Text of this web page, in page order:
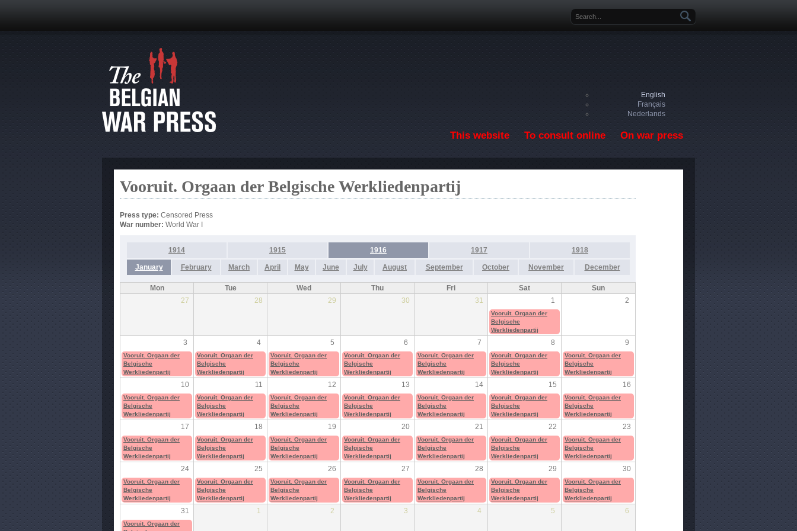
Search form
English
Français
Nederlands
This website To consult online On war press
Vooruit. Orgaan der Belgische Werkliedenpartij
Press type: Censored Press
War number: World War I
1914 1915 1916 1917 1918
January February March April May June July August September October November December
Mon Tue Wed Thu Fri Sat
Sun
27
28 29 30 31 1 2
Vooruit. Orgaan der
Belgische
Werkliedenpartij
3 4 5 6 7 8 9
Vooruit. Orgaan der
Belgische
Werkliedenpartij
Vooruit. Orgaan der
Belgische
Werkliedenpartij
Vooruit. Orgaan der
Belgische
Werkliedenpartij
Vooruit. Orgaan der
Belgische
Werkliedenpartij
Vooruit. Orgaan der
Belgische
Werkliedenpartij
Vooruit. Orgaan der
Belgische
Werkliedenpartij
Vooruit. Orgaan der
Belgische
Werkliedenpartij
10 11 12 13 14 15 16
Vooruit. Orgaan der
Belgische
Werkliedenpartij
Vooruit. Orgaan der
Belgische
Werkliedenpartij
Vooruit. Orgaan der
Belgische
Werkliedenpartij
Vooruit. Orgaan der
Belgische
Werkliedenpartij
Vooruit. Orgaan der
Belgische
Werkliedenpartij
Vooruit. Orgaan der
Belgische
Werkliedenpartij
Vooruit. Orgaan der
Belgische
Werkliedenpartij
17 18 19 20 21 22 23
Vooruit. Orgaan der
Belgische
Werkliedenpartij
Vooruit. Orgaan der
Belgische
Werkliedenpartij
Vooruit. Orgaan der
Belgische
Werkliedenpartij
Vooruit. Orgaan der
Belgische
Werkliedenpartij
Vooruit. Orgaan der
Belgische
Werkliedenpartij
Vooruit. Orgaan der
Belgische
Werkliedenpartij
Vooruit. Orgaan der
Belgische
Werkliedenpartij
24 25 26 27 28 29 30
Vooruit. Orgaan der
Belgische
Werkliedenpartij
Vooruit. Orgaan der
Belgische
Werkliedenpartij
Vooruit. Orgaan der
Belgische
Werkliedenpartij
Vooruit. Orgaan der
Belgische
Werkliedenpartij
Vooruit. Orgaan der
Belgische
Werkliedenpartij
Vooruit. Orgaan der
Belgische
Werkliedenpartij
Vooruit. Orgaan der
Belgische
Werkliedenpartij
31 1 2 3 4 5 6
Vooruit. Orgaan der